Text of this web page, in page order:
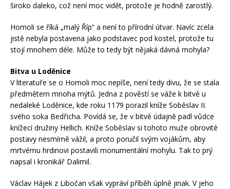
široko daleko, což není moc vidět, protože je hodně zarostlý.
Homoli se říká „malý Říp“ a není to přírodní útvar. Navíc zcela
jistě nebyla postavena jako podstavec pod kostel, protože tu
stojí mnohem déle. Může to tedy být nějaká dávná mohyla?
Bitva u Loděnice
V literatuře se o Homoli moc nepíše, není tedy divu, že se stala
předmětem mnoha mýtů. Jedna z pověstí se váže k bitvě u
nedaleké Loděnice, kde roku 1179 porazil kníže Soběslav II.
svého soka Bedřicha. Povídá se, že v bitvě údajně padl vůdce
knížecí družiny Hellich. Kníže Soběslav si tohoto muže obrovité
postavy nesmírně vážil, a proto poručil svým vojákům, aby
mrtvému hrdinovi postavili monumentální mohylu. Tak to prý
napsal i kronikář Dalimil.
Václav Hájek z Libočan však vypráví příběh úplně jinak. V jeho